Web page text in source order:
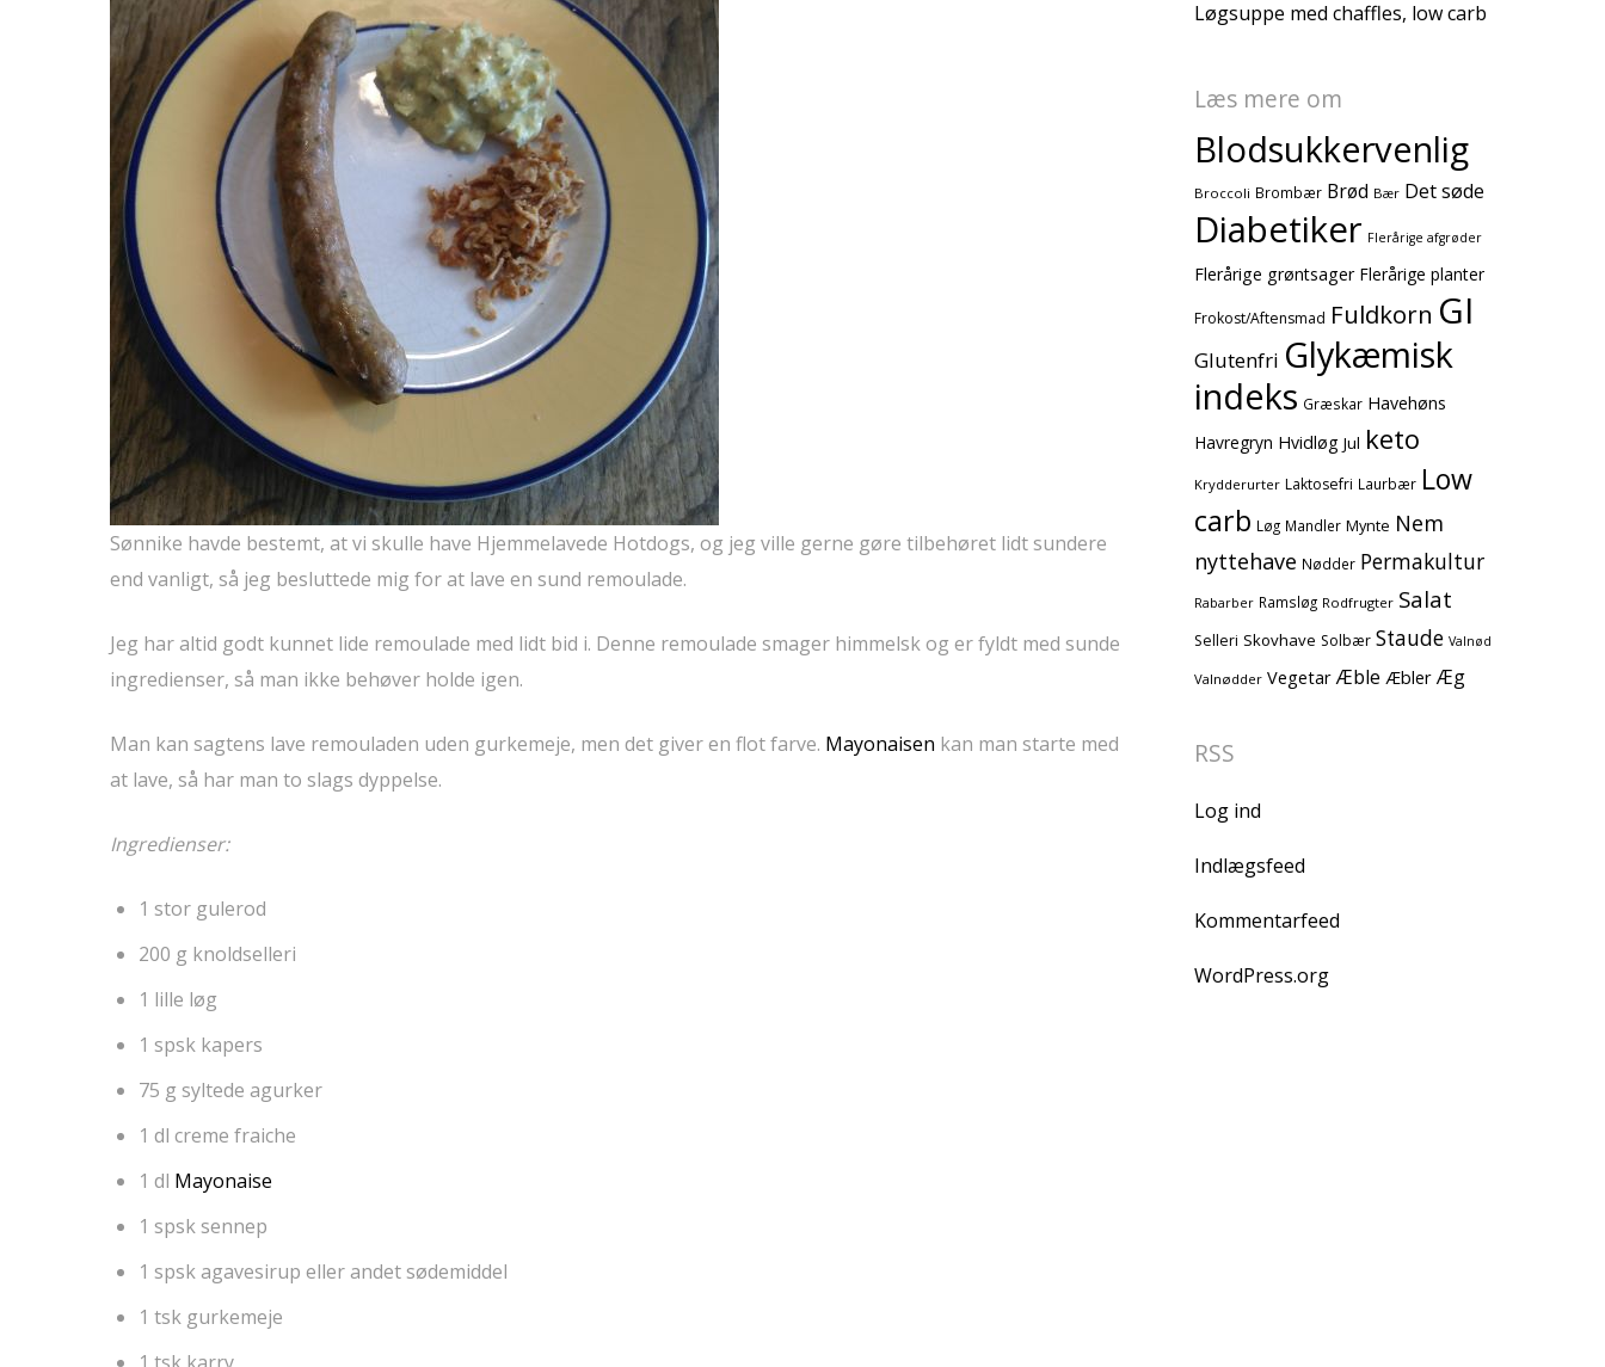
Sønnike havde bestemt, at vi skulle have Hjemmelavede Hotdogs, og jeg ville gerne gøre tilbehøret lidt sundere
end vanligt, så jeg besluttede mig for at lave en sund remoulade.
Jeg har altid godt kunnet lide remoulade med lidt bid i. Denne remoulade smager himmelsk og er fyldt med sunde
ingredienser, så man ikke behøver holde igen.
Man kan sagtens lave remouladen uden gurkemeje, men det giver en flot farve. Mayonaisen kan man starte med
at lave, så har man to slags dyppelse.
Ingredienser:
1 stor gulerod
200 g knoldselleri
1 lille løg
1 spsk kapers
75 g syltede agurker
1 dl creme fraiche
1 dl Mayonaise
1 spsk sennep
1 spsk agavesirup eller andet sødemiddel
1 tsk gurkemeje
Løgsuppe med chaffles, low carb
Læs mere om
Blodsukkervenlig
Broccoli Brombær Brød Bær Det søde
Diabetiker Flerårige afgrøder
Flerårige grøntsager Flerårige planter
Frokost/Aftensmad Fuldkorn GI
Glutenfri Glykæmisk
indeks Græskar Havehøns
Havregryn Hvidløg Jul keto
Krydderurter Laktosefri Laurbær Low
carb Løg Mandler Mynte Nem
nyttehave Nødder Permakultur
Rabarber Ramsløg Rodfrugter Salat
Selleri Skovhave Solbær Staude Valnød
Valnødder Vegetar Æble Æbler Æg
RSS
Log ind
Indlægsfeed
Kommentarfeed
WordPress.org